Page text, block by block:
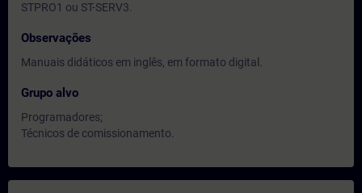
STPRO1 ou ST-SERV3.
Observações
Manuais didáticos em inglês, em formato digital.
Grupo alvo
Programadores;
Técnicos de comissionamento.